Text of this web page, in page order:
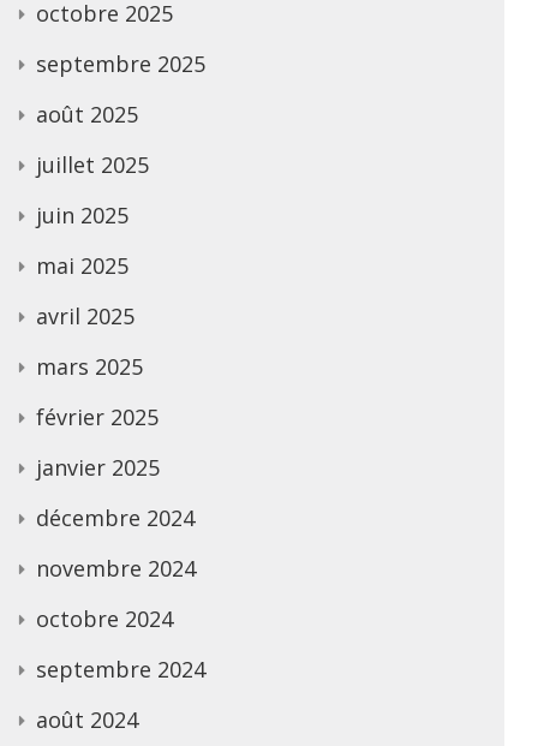
octobre 2025
septembre 2025
août 2025
juillet 2025
juin 2025
mai 2025
avril 2025
mars 2025
février 2025
janvier 2025
décembre 2024
novembre 2024
octobre 2024
septembre 2024
août 2024